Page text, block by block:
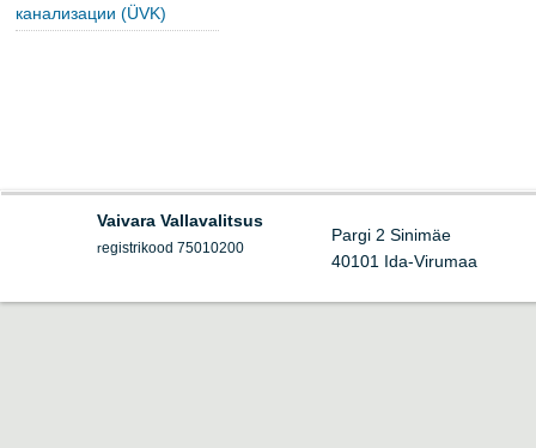
канализации (ÜVK)
Vaivara Vallavalitsus
registrikood 75010200
Pargi 2 Sinimäe
40101 Ida-Virumaa